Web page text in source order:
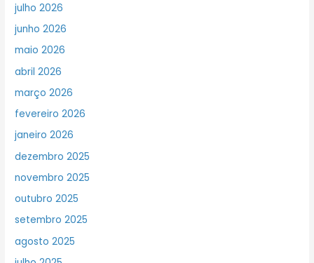
julho 2026
junho 2026
maio 2026
abril 2026
março 2026
fevereiro 2026
janeiro 2026
dezembro 2025
novembro 2025
outubro 2025
setembro 2025
agosto 2025